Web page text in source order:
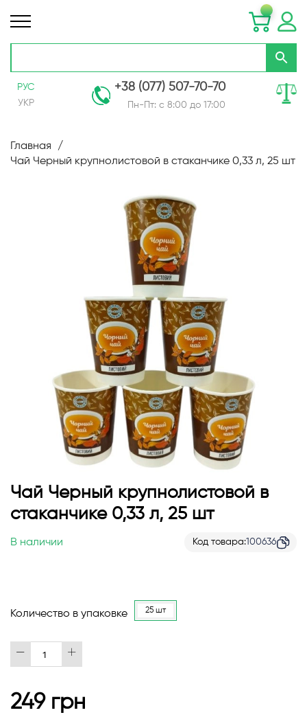
РУС
УКР
+38 (077) 507-70-70
Пн-Пт: с 8:00 до 17:00
Content
Главная
Чай Черный крупнолистовой в стаканчике 0,33 л, 25 шт
Перейти
началу
изображений
Чай Черный крупнолистовой в
стаканчике 0,33 л, 25 шт
В наличии Код товара 100636
Количество в упаковке 25 шт
249 грн